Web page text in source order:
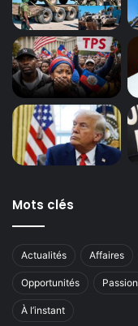
Mots clés
Actualités Affaires
Opportunités Passion
À l’instant